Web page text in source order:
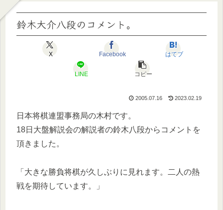
鈴木大介八段のコメント。
X Facebook はてブ
LINE コピー
2005.07.16 2023.02.19
日本将棋連盟事務局の木村です。
18日大盤解説会の解説者の鈴木八段からコメントを
頂きました。
「大きな勝負将棋が久しぶりに見れます。二人の熱
戦を期待しています。」